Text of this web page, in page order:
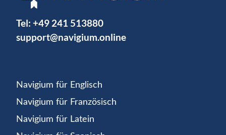
Tel: +49 241 513880
support@navigium.online
Navigium für Englisch
Navigium für Französisch
Navigium für Latein